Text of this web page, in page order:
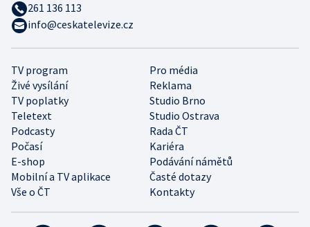
TV program
Pro média
Živé vysílání
Reklama
TV poplatky
Studio Brno
Teletext
Studio Ostrava
Podcasty
Rada ČT
Počasí
Kariéra
E-shop
Podávání námětů
Mobilní a TV aplikace
Časté dotazy
Vše o ČT
Kontakty
261 136 113
info@ceskatelevize.cz